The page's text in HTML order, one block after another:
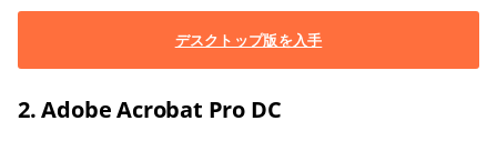
デスクトップ版を入手
2. Adobe Acrobat Pro DC